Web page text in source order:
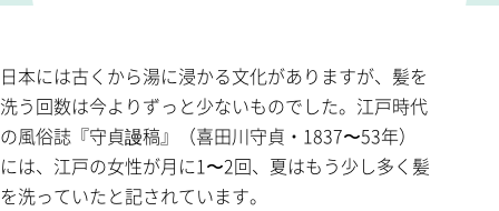
鏡で見るポイントと、受診を考える目安
頭皮を、実際に見てみてください
黄色信号のサイン
受診をお勧めする場合
よくある質問（FAQ）
参考文献
日本には古くから湯に浸かる文化がありますが、髪を
洗う回数は今よりずっと少ないものでした。江戸時代
の風俗誌『守貞謾稿』（喜田川守貞・1837〜53年）
には、江戸の女性が月に1〜2回、夏はもう少し多く髪
を洗っていたと記されています。